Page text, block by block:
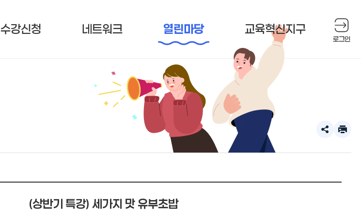
수강신청 네트워크 열린마당 교육혁신지구
로그인
공
하
인
하
(상반기 특강) 세가지 맛 유부초밥